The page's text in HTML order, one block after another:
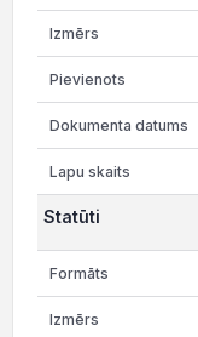
Statūti